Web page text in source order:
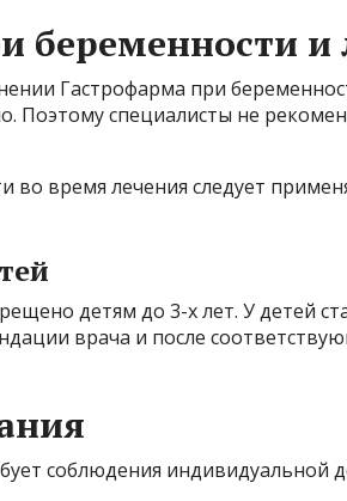
беременности и
Гастрофарма при
Поэтому специалисты не
во время лечения следует
детям до 3-х лет. У детей
врача и после
соблюдения индивидуальной